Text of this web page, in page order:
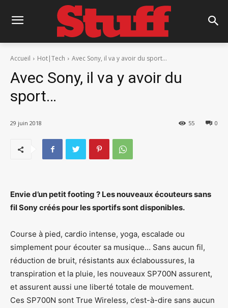
Accueil Hot|Tech Avec Sony, il va y avoir du sport...
Avec Sony, il va y avoir du
sport…
29 juin 2018 0
55
Envie d’un petit footing ? Les nouveaux écouteurs sans
fil Sony créés pour les sportifs sont disponibles.
Course à pied, cardio intense, yoga, escalade ou
simplement pour écouter sa musique… Sans aucun fil,
réduction de bruit, résistants aux éclaboussures, la
transpiration et la pluie, les nouveaux SP700N assurent,
et assurent aussi une liberté totale de mouvement.
Ces SP700N sont True Wireless, c’est-à-dire sans aucun